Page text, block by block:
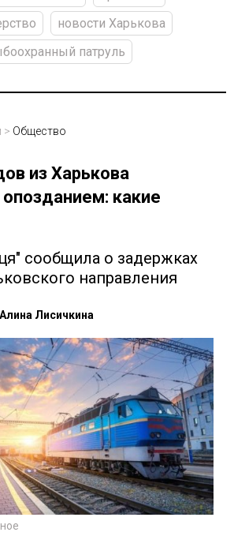
новости Харькова
патруль
> Общество
из Харькова
опозданием: какие
сообщила о задержках
направления
Алина Лисичкина